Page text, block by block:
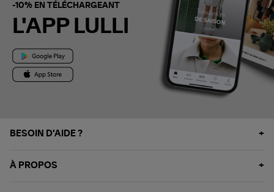
-10% EN TÉLÉCHARGEANT
L'APP LULLI
BESOIN D'AIDE ?
À PROPOS